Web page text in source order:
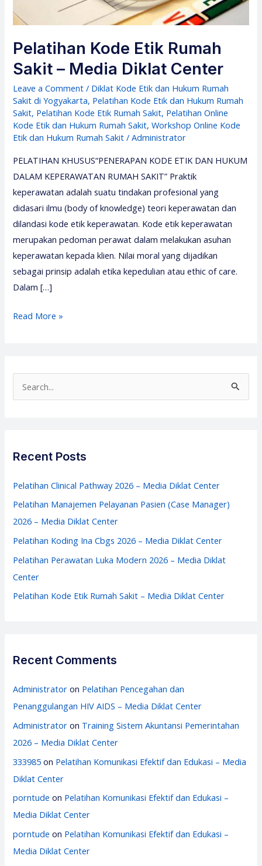
Pelatihan Kode Etik Rumah
Sakit – Media Diklat Center
Leave a Comment / Diklat Kode Etik dan Hukum Rumah
Sakit di Yogyakarta, Pelatihan Kode Etik dan Hukum Rumah
Sakit, Pelatihan Kode Etik Rumah Sakit, Pelatihan Online
Kode Etik dan Hukum Rumah Sakit,Workshop Online Kode
Etik dan Hukum Rumah Sakit /Administrator
PELATIHAN KHUSUS“PENERAPAN KODE ETIK DAN HUKUM
DALAM KEPERAWATAN RUMAH SAKIT” Praktik
keperawatan adalah suatu tindakan profesional yang
didasari ilmu (body of knowledge) teori keperawatan dan
dilandasi kode etik keperawatan. Kode etik keperawatan
merupakan pedoman perawat dalam melakukan asuhan
keperawatan kepada klien. Nilai moral yang dijadikan
sebagai prinsip adalah etika kepedulian atau ethic of care.
Dalam […]
Pelatihan
Read More »
e
f
o
r
Recent Posts
Pelatihan Clinical Pathway 2026 – Media Diklat Center
Pelatihan Manajemen Pelayanan Pasien (Case Manager)
2026 – Media Diklat Center
Pelatihan Koding Ina Cbgs 2026 – Media Diklat Center
Pelatihan Perawatan Luka Modern 2026 – Media Diklat
Center
Pelatihan Kode Etik Rumah Sakit – Media Diklat Center
Recent Comments
Administrator on Pelatihan Pencegahan dan
Penanggulangan HIV AIDS – Media Diklat Center
Administrator on Training Sistem Akuntansi Pemerintahan
2026 – Media Diklat Center
333985 on Pelatihan Komunikasi Efektif dan Edukasi – Media
Diklat Center
porntude on Pelatihan Komunikasi Efektif dan Edukasi –
Media Diklat Center
porntude on Pelatihan Komunikasi Efektif dan Edukasi –
Media Diklat Center